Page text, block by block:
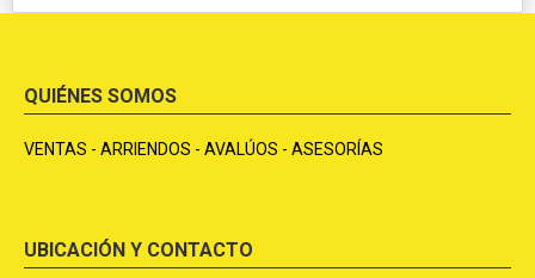
QUIÉNES SOMOS
VENTAS - ARRIENDOS - AVALÚOS - ASESORÍAS
UBICACIÓN Y CONTACTO